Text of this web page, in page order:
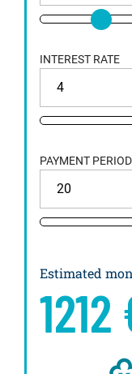
INTEREST RATE
PAYMENT PERIOD
Estimated
1212